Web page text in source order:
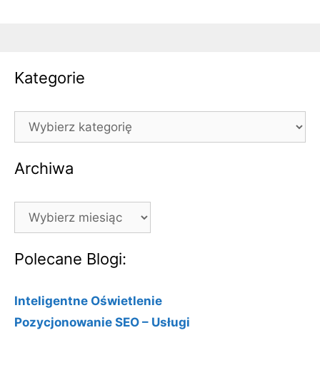
Kategorie
Kategorie
Archiwa
Archiwa
Polecane Blogi:
Inteligentne Oświetlenie
Pozycjonowanie SEO – Usługi